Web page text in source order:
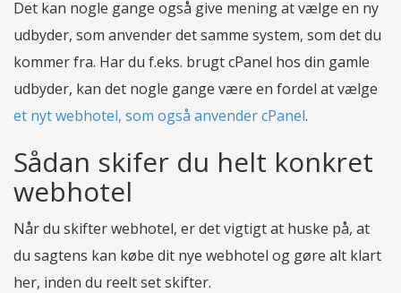
Det kan nogle gange også give mening at vælge en ny
udbyder, som anvender det samme system, som det du
kommer fra. Har du f.eks. brugt cPanel hos din gamle
udbyder, kan det nogle gange være en fordel at vælge
et nyt webhotel, som også anvender cPanel.
Sådan skifer du helt konkret
webhotel
Når du skifter webhotel, er det vigtigt at huske på, at
du sagtens kan købe dit nye webhotel og gøre alt klart
her, inden du reelt set skifter.